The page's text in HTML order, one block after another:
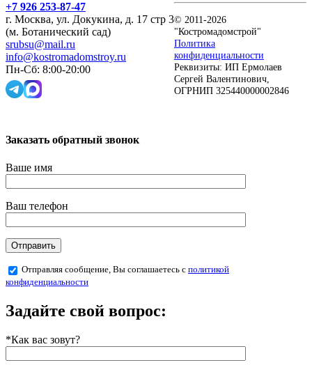
+7 926 253-87-47
г. Москва, ул. Докукина, д. 17 стр 3
(м. Ботанический сад)
srubsu@mail.ru
info@kostromadomstroy.ru
Пн-Сб: 8:00-20:00
© 2011-2026
"Костромадомстрой"
Политика
конфиденциальности
Реквизиты: ИП Ермолаев
Сергей Валентинович,
ОГРНИП 325440000002846
Заказать обратный звонок
Ваше имя
Ваш телефон
Отправляя сообщение, Вы соглашаетесь с политикой
конфиденциальности
Задайте свой вопрос:
*Как вас зовут?